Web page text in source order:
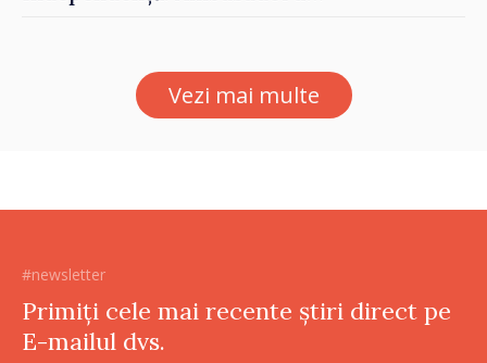
suntem rezistenți și știm să
ne punctăm prioritățile
Vezi mai multe
#newsletter
Primiți cele mai recente știri direct pe
E-mailul dvs.